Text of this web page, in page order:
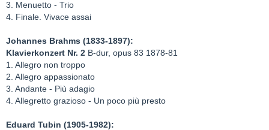
3. Menuetto - Trio
4. Finale. Vivace assai
Johannes Brahms (1833-1897):
Klavierkonzert Nr. 2 B-dur, opus 83 1878-81
1. Allegro non troppo
2. Allegro appassionato
3. Andante - Più adagio
4. Allegretto grazioso - Un poco più presto
Eduard Tubin (1905-1982):